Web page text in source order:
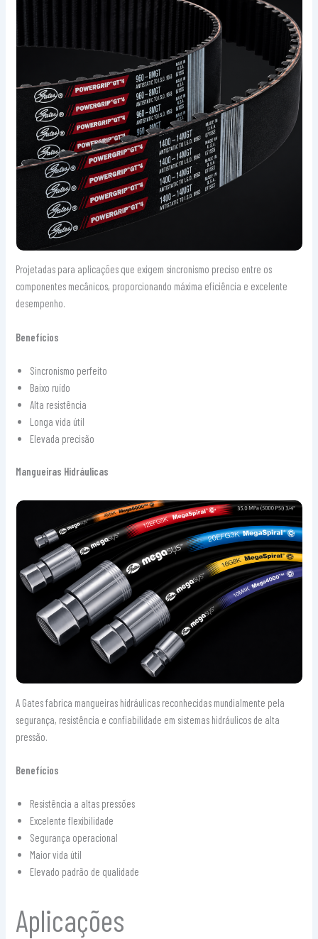
Projetadas para aplicações que exigem sincronismo preciso entre os
componentes mecânicos, proporcionando máxima eficiência e excelente
desempenho.
Benefícios
Sincronismo perfeito
Baixo ruído
Alta resistência
Longa vida útil
Elevada precisão
Mangueiras Hidráulicas
A Gates fabrica mangueiras hidráulicas reconhecidas mundialmente pela
segurança, resistência e confiabilidade em sistemas hidráulicos de alta
pressão.
Benefícios
Resistência a altas pressões
Excelente flexibilidade
Segurança operacional
Maior vida útil
Elevado padrão de qualidade
Aplicações